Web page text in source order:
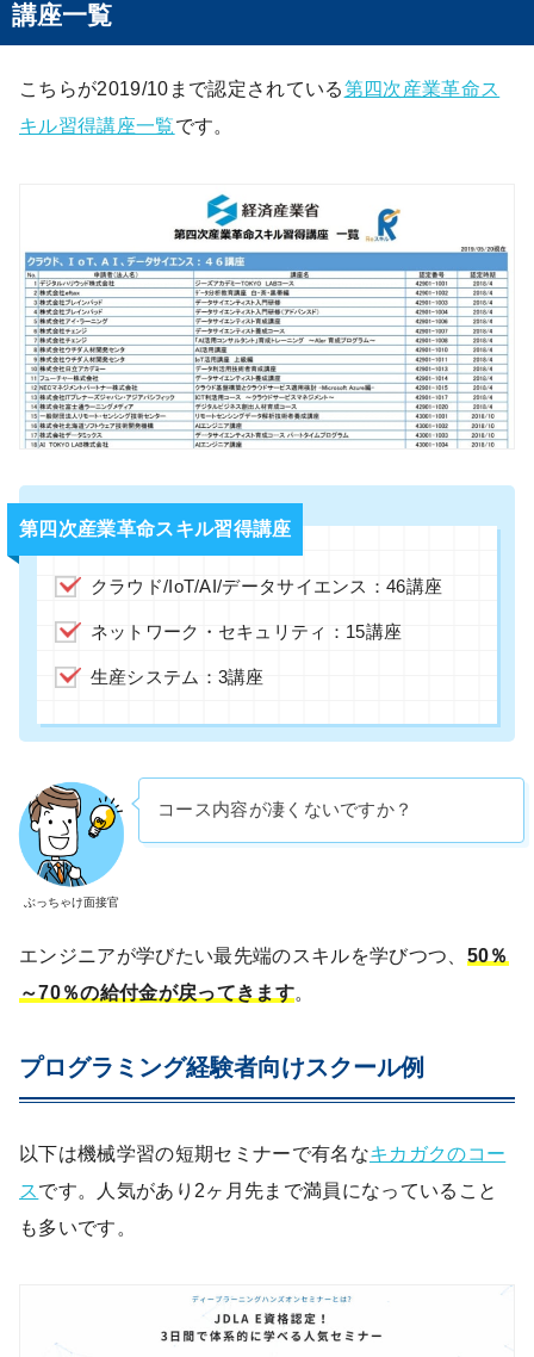
講座一覧
こちらが2019/10まで認定されている第四次産業革命ス
キル習得講座一覧です。
第四次産業革命スキル習得講座
クラウド/IoT/AI/データサイエンス：46講座
ネットワーク・セキュリティ：15講座
生産システム：3講座
ぶっちゃけ面接官
コース内容が凄くないですか？
エンジニアが学びたい最先端のスキルを学びつつ、 50％
～70％の給付金が戻ってきます。
プログラミング経験者向けスクール例
以下は機械学習の短期セミナーで有名なキカガクのコー
ス です。人気があり2ヶ月先まで満員になっていること
も多いです。